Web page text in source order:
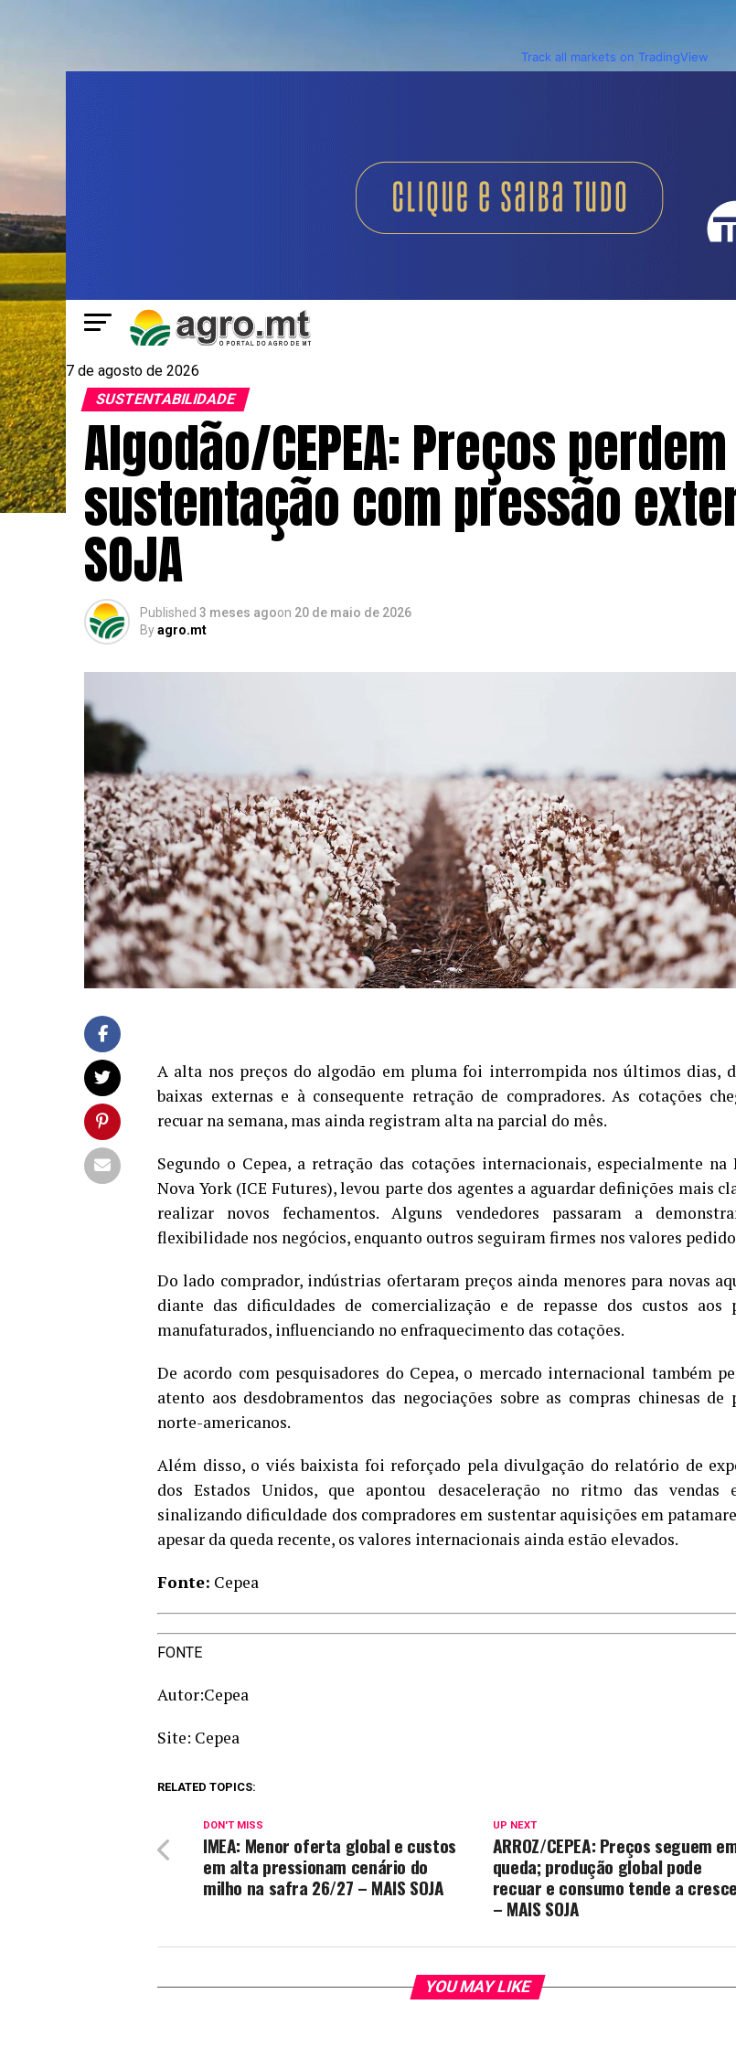
Track all markets on TradingView
7 de agosto de 2026
SUSTENTABILIDADE
Algodão/CEPEA: Preços perdem
sustentação com pressão
SOJA
Published 3 meses agoon 20 de maio de 2026
Byagro.mt
A alta nos preços do algodão em pluma foi interrompida nos últimos dias,
baixas externas e à consequente retração de compradores. As cotações
recuar na semana, mas ainda registram alta na parcial do mês.
Segundo o Cepea, a retração das cotações internacionais, especialmente na
Nova York (ICE Futures), levou parte dos agentes a aguardar definições mais
realizar novos fechamentos. Alguns vendedores passaram a
flexibilidade nos negócios, enquanto outros seguiram firmes nos valores
Do lado comprador, indústrias ofertaram preços ainda menores para novas
diante das dificuldades de comercialização e de repasse dos custos aos
manufaturados, influenciando no enfraquecimento das cotações.
De acordo com pesquisadores do Cepea, o mercado internacional também
atento aos desdobramentos das negociações sobre as compras chinesas de
norte-americanos.
Além disso, o viés baixista foi reforçado pela divulgação do relatório de
dos Estados Unidos, que apontou desaceleração no ritmo das vendas
sinalizando dificuldade dos compradores em sustentar aquisições em
apesar da queda recente, os valores internacionais ainda estão elevados.
Fonte: Cepea
FONTE
Autor:Cepea
Site: Cepea
RELATED TOPICS:
UP NEXT
ARROZ/CEPEA: Preços seguem
queda; produção global pode
recuar e consumo tende a
– MAIS SOJA
DON'T MISS
IMEA: Menor oferta global e custos
em alta pressionam cenário do
milho na safra 26/27 – MAIS SOJA
YOU MAY LIKE